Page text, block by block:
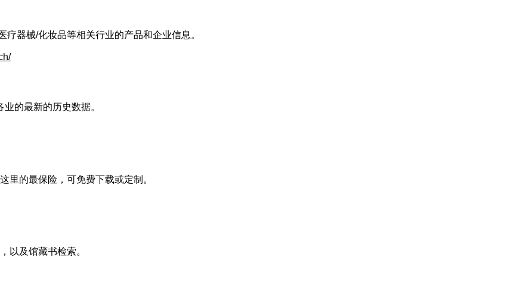
器械/化妆品等相关行业的产品和企业信息。
的最新的历史数据。
里的最保险，可免费下载或定制。
以及馆藏书检索。